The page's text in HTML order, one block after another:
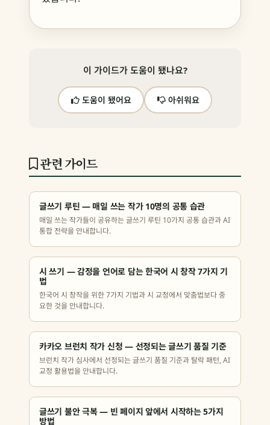
이 가이드가 도움이 됐나요?
도움이 됐어요 아쉬워요
관련 가이드
글쓰기 루틴 — 매일 쓰는 작가 10명의 공통 습관
매일 쓰는 작가들이 공유하는 글쓰기 루틴 10가지 공통 습관과 AI
통합 전략을 안내합니다.
시 쓰기 — 감정을 언어로 담는 한국어 시 창작 7가지 기
법
한국어 시 창작을 위한 7가지 기법과 시 교정에서 맞춤법보다 중
요한 것을 안내합니다.
카카오 브런치 작가 신청 — 선정되는 글쓰기 품질 기준
브런치 작가 심사에서 선정되는 글쓰기 품질 기준과 탈락 패턴, AI
교정 활용법을 안내합니다.
글쓰기 불안 극복 — 빈 페이지 앞에서 시작하는 5가지
방법